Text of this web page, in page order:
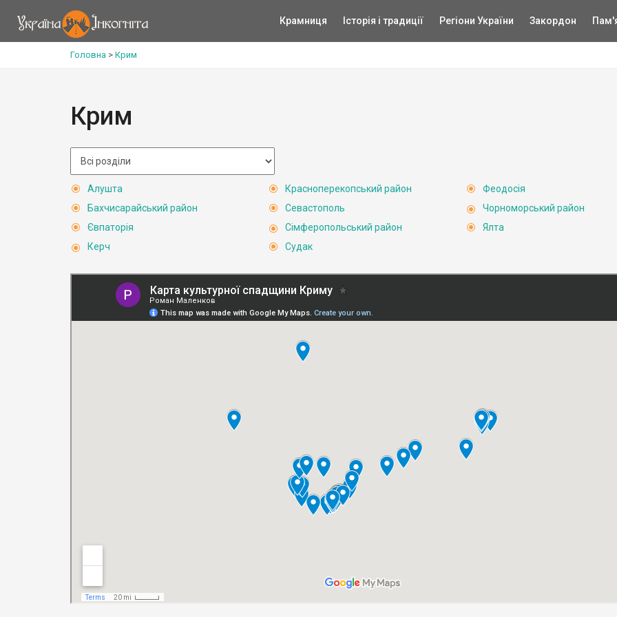
Крамниця Історія і традиції Регіони України Закордон
Головна > Крим
Крим
Алушта
Бахчисарайський район
Євпаторія
Керч
Красноперекопський район
Севастополь
Сімферопольський район
Судак
Феодосія
Чорноморський район
Ялта